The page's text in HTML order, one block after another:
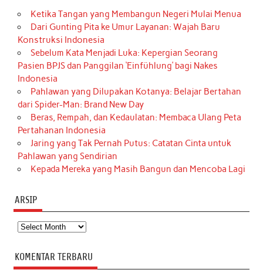
Ketika Tangan yang Membangun Negeri Mulai Menua
Dari Gunting Pita ke Umur Layanan: Wajah Baru
Konstruksi Indonesia
Sebelum Kata Menjadi Luka: Kepergian Seorang
Pasien BPJS dan Panggilan ‘Einfühlung’ bagi Nakes
Indonesia
Pahlawan yang Dilupakan Kotanya: Belajar Bertahan
dari Spider-Man: Brand New Day
Beras, Rempah, dan Kedaulatan: Membaca Ulang Peta
Pertahanan Indonesia
Jaring yang Tak Pernah Putus: Catatan Cinta untuk
Pahlawan yang Sendirian
Kepada Mereka yang Masih Bangun dan Mencoba Lagi
ARSIP
Arsip
KOMENTAR TERBARU